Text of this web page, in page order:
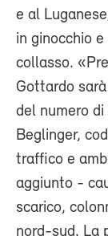
e al
in ginocchio
collasso.
Gottardo
del numero
Beglinger,
traffico e
aggiunto -
scarico,
nord-sud. La